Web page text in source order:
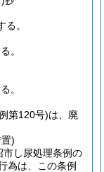
。
。
。
第120号)は、廃
)
市し尿処理条例の
為は、この条例